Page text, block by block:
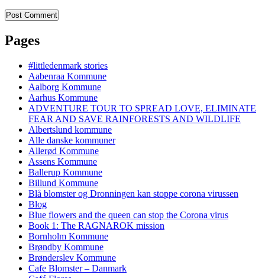
Pages
#littledenmark stories
Aabenraa Kommune
Aalborg Kommune
Aarhus Kommune
ADVENTURE TOUR TO SPREAD LOVE, ELIMINATE
FEAR AND SAVE RAINFORESTS AND WILDLIFE
Albertslund kommune
Alle danske kommuner
Allerød Kommune
Assens Kommune
Ballerup Kommune
Billund Kommune
Blå blomster og Dronningen kan stoppe corona virussen
Blog
Blue flowers and the queen can stop the Corona virus
Book 1: The RAGNAROK mission
Bornholm Kommune
Brøndby Kommune
Brønderslev Kommune
Cafe Blomster – Danmark